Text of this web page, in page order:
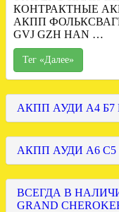
КОНТРАКТНЫЕ
АКПП
GVJ GZH HAN …
Тег «Далее»
АКПП АУДИ А4
АКПП АУДИ А6
ВСЕГДА В
GRAND